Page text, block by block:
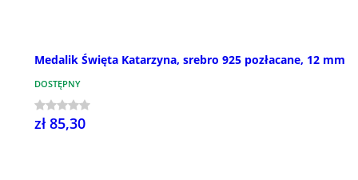
Medalik Święta Katarzyna, srebro 925 pozłacane, 12 mm
DOSTĘPNY
zł 85,30